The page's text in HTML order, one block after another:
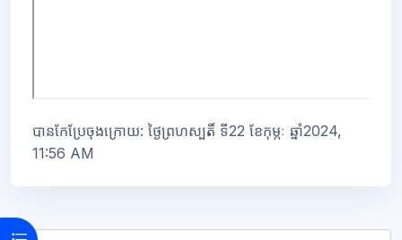
Open course index
បានកែប្រែចុងក្រោយ: ថ្ងៃព្រហស្បតិ៍ ទី22 ខែកុម្ភៈ ឆ្នាំ2024,
11:56 AM